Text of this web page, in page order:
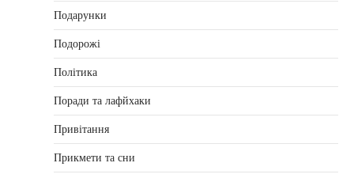
Подарунки
Подорожі
Політика
Поради та лафйхаки
Привітання
Прикмети та сни